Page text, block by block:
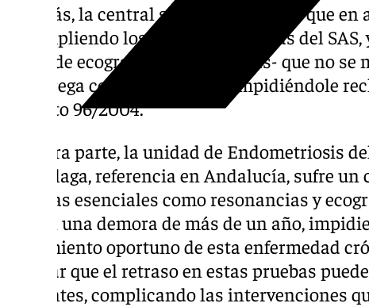
Además, la central sindical denuncia que en
incumpliendo los plazos y garantías del
como de ecografías ginecológicas- que no
le entrega copia al paciente, impidiéndole
Decreto 96/2004.
Por otra parte, la unidad de Endometriosis
de Málaga, referencia en Andalucía, sufre
pruebas esenciales como resonancias y
sufren una demora de más de un año,
tratamiento oportuno de esta enfermedad
señalar que el retraso en estas pruebas
pacientes, complicando las intervenciones